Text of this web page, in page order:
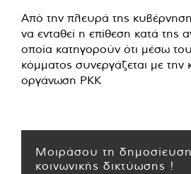
Από την πλευρά της
να ενταθεί η επίθεση κατά της
οποία κατηγορούν ότι μέσω
κόμματος συνεργάζεται με την
οργάνωση ΡΚΚ
Μοιράσου τη
κοινωνικής δικτύωσης !